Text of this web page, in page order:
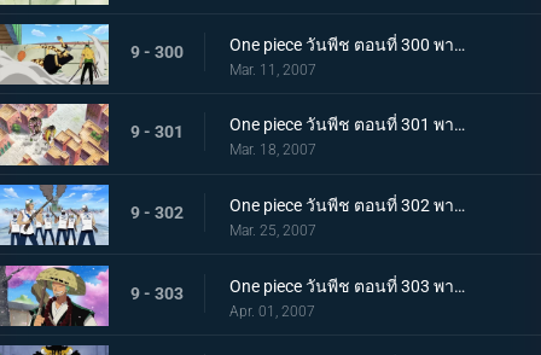
9 - 300 One piece วันพีช ตอนที่ 300 พากย์ไทย เทพอสูรโซโล! ร่างแปลงอาชูร่าที่เผยใจนักสู้!
Mar. 11, 2007
9 - 301 One piece วันพีช ตอนที่ 301 พากย์ไทย สแปนดั้มตกตะลึง! วีรบุรุษรุกขึ้นที่หอตุลาการ
Mar. 18, 2007
9 - 302 One piece วันพีช ตอนที่ 302 พากย์ไทย ปลดปล่อยโรบิ้น! ศึกเดือด ลูฟี่ ปะทะ ลุจจิ
Mar. 25, 2007
9 - 303 One piece วันพีช ตอนที่ 303 พากย์ไทย คนร้ายคือนายตำรวจลูฟี่! ไล่ตามต้นซากุระยักษ์ที่หายไป
Apr. 01, 2007